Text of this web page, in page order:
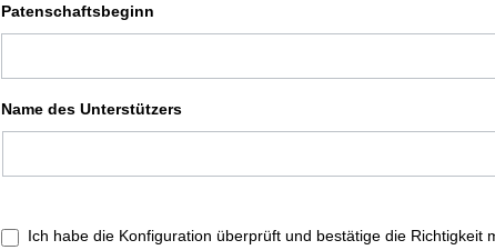
Patenschaftsbeginn
Name des Unterstützers
Ich habe die Konfiguration überprüft und bestätige die Richtigkeit